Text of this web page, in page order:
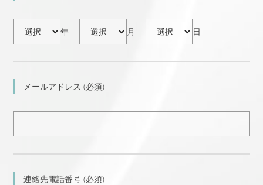
年 月 日
メールアドレス (必須)
連絡先電話番号 (必須)